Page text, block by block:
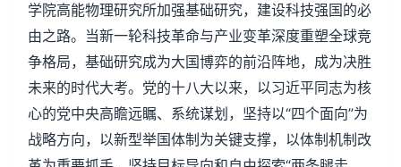
学院高能物理研究所加强基础研究，建设科技强国的必
由之路。当新一轮科技革命与产业变革深度重塑全球竞
争格局，基础研究成为大国博弈的前沿阵地，成为决胜
未来的时代大考。党的十八大以来，以习近平同志为核
心的党中央高瞻远瞩、系统谋划，坚持以“四个面向”为
战略方向，以新型举国体制为关键支撑，以体制机制改